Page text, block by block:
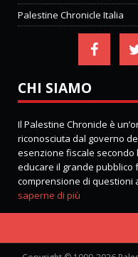
Palestine Chronicle Italia
CHI SIAMO
Il Palestine Chronicle è
riconosciuta dal governo
esenzione fiscale secondo
educare il grande
comprensione di questioni
saperne di più